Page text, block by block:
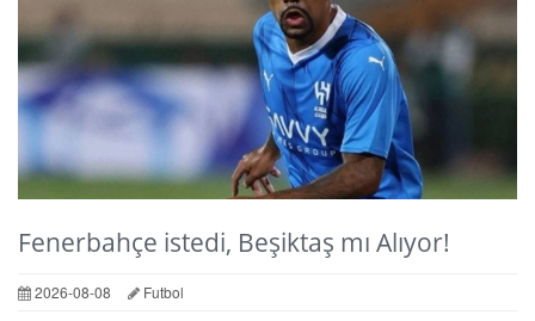
Fenerbahçe istedi, Beşiktaş mı Alıyor!
2026-08-08 Futbol